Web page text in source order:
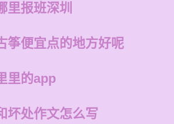
里报班深圳
筝便宜点的地方好呢
里的app
坏处作文怎么写